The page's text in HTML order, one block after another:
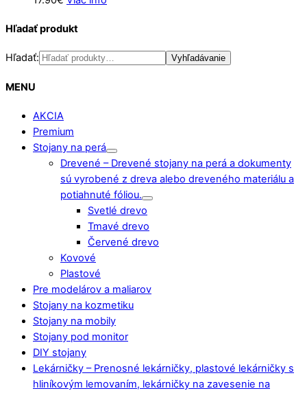
Hľadať produkt
Hľadať: Vyhľadávanie
MENU
AKCIA
Premium
Stojany na perá
Drevené – Drevené stojany na perá a dokumenty
sú vyrobené z dreva alebo dreveného materiálu a
potiahnuté fóliou.
Svetlé drevo
Tmavé drevo
Červené drevo
Kovové
Plastové
Pre modelárov a maliarov
Stojany na kozmetiku
Stojany na mobily
Stojany pod monitor
DIY stojany
Lekárničky – Prenosné lekárničky, plastové lekárničky s
hliníkovým lemovaním, lekárničky na zavesenie na